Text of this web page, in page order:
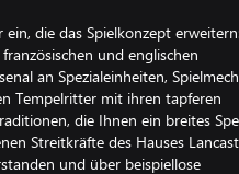
die das Spielkonzept
und englischen
an Spezialeinheiten,
Tempelritter mit ihren tapferen
die Ihnen ein breites
Streitkräfte des Hauses
und über beispiellose